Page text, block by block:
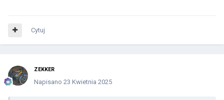
Cytuj
ZEKKER
Napisano 23 Kwietnia 2025